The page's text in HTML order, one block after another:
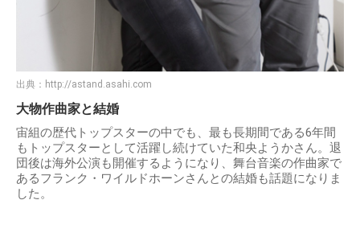
出典： http://astand.asahi.com
大物作曲家と結婚
宙組の歴代トップスターの中でも、最も長期間である6年間
もトップスターとして活躍し続けていた和央ようかさん。退
団後は海外公演も開催するようになり、舞台音楽の作曲家で
あるフランク・ワイルドホーンさんとの結婚も話題になりま
した。